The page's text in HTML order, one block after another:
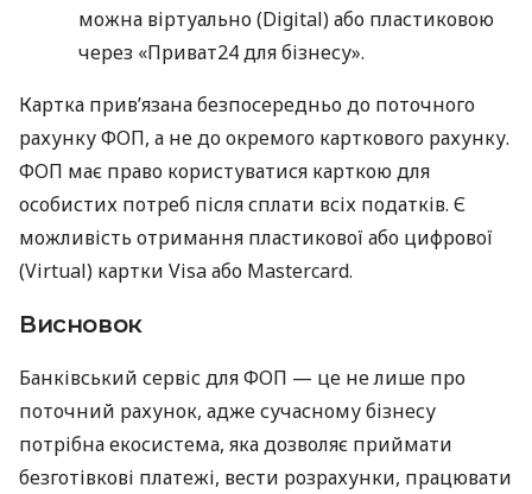
можна віртуально (Digital) або пластиковою
через «Приват24 для бізнесу».
Картка прив’язана безпосередньо до поточного
рахунку ФОП, а не до окремого карткового рахунку.
ФОП має право користуватися карткою для
особистих потреб після сплати всіх податків. Є
можливість отримання пластикової або цифрової
(Virtual) картки Visa або Mastercard.
Висновок
Банківський сервіс для ФОП — це не лише про
поточний рахунок, адже сучасному бізнесу
потрібна екосистема, яка дозволяє приймати
безготівкові платежі, вести розрахунки, працювати